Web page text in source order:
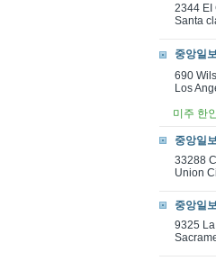
2344 EI
Santa
중앙일
690
Los
미주 한
중앙일
33288
Union
중앙일
9325